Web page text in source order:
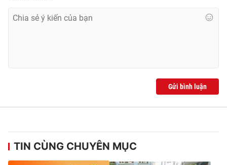
Gửi bình luận
TIN CÙNG CHUYÊN MỤC